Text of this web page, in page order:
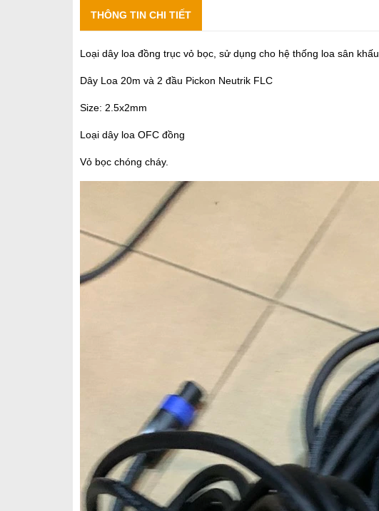
THÔNG TIN CHI TIẾT
Loại dây loa đồng trục vỏ bọc, sử dụng cho hệ thống loa sân khấu.
Dây Loa 20m và 2 đầu Pickon Neutrik FLC
Size: 2.5x2mm
Loại dây loa OFC đồng
Vỏ bọc chóng cháy.